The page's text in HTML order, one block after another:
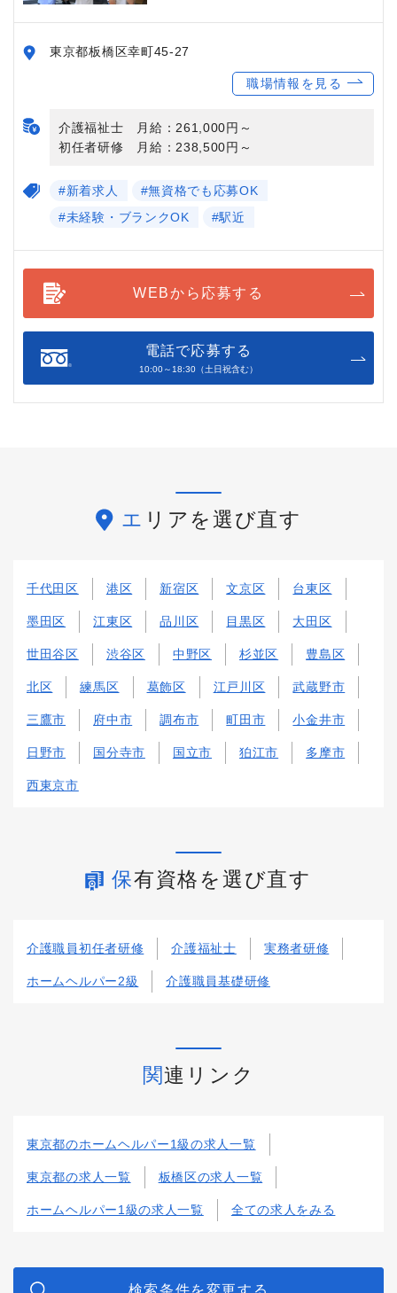
東京都板橋区幸町45-27
職場情報を見る
介護福祉士 月給：261,000円～
初任者研修 月給：238,500円～
#新着求人
#無資格でも応募OK
#未経験・ブランクOK
#駅近
WEBから応募する
電話で応募する
10:00～18:30（土日祝含む）
エリアを選び直す
千代田区 港区 新宿区 文京区 台東区
墨田区 江東区 品川区 目黒区 大田区
世田谷区 渋谷区 中野区 杉並区 豊島区
北区 練馬区 葛飾区 江戸川区 武蔵野市
三鷹市 府中市 調布市 町田市 小金井市
日野市 国分寺市 国立市 狛江市 多摩市
西東京市
保有資格を選び直す
介護職員初任者研修 介護福祉士 実務者研修
ホームヘルパー2級 介護職員基礎研修
関連リンク
東京都のホームヘルパー1級の求人一覧
東京都の求人一覧 板橋区の求人一覧
ホームヘルパー1級の求人一覧 全ての求人をみる
検索条件を変更する